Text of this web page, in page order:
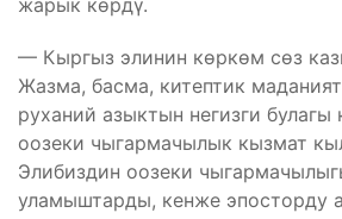
жарык көрдү.
— Кыргыз элинин көркөм сөз
Жазма, басма, китептик
руханий азыктын негизги булагы
оозеки чыгармачылык кызмат
Элибиздин оозеки
уламыштарды, кенже эпосторду